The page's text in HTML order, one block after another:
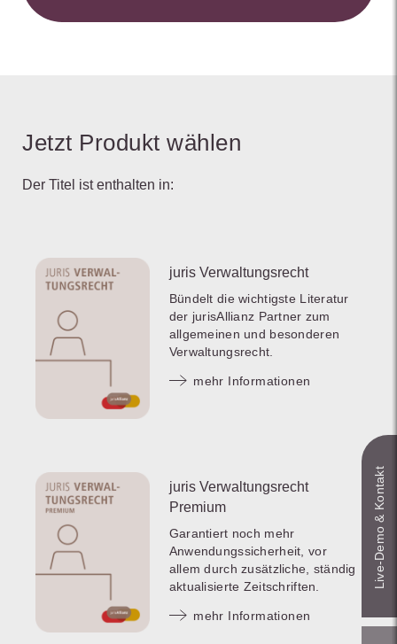
Jetzt Produkt wählen
Der Titel ist enthalten in:
juris Verwaltungsrecht
Bündelt die wichtigste Literatur
der jurisAllianz Partner zum
allgemeinen und besonderen
Verwaltungsrecht.
mehr Informationen
juris Verwaltungsrecht
Premium
Garantiert noch mehr
Anwendungssicherheit, vor
allem durch zusätzliche, ständig
aktualisierte Zeitschriften.
mehr Informationen
Live‑Demo & Kontakt